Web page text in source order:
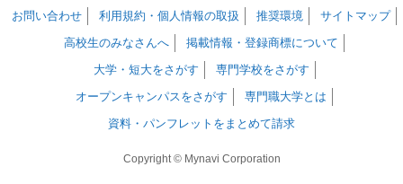
お問い合わせ 利用規約・個人情報の取扱 推奨環境
サイトマップ
高校生のみなさんへ
掲載情報・登録商標について
大学・短大をさがす
専門学校をさがす
オープンキャンパスをさがす
専門職大学とは
資料・パンフレットをまとめて請求
Copyright © Mynavi Corporation